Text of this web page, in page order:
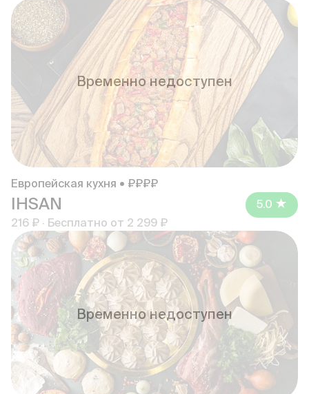
Временно недоступен
Европейская кухня • ₽₽₽₽
IHSAN
216 ₽ · Бесплатно от 2 299 ₽
5.0
Временно недоступен